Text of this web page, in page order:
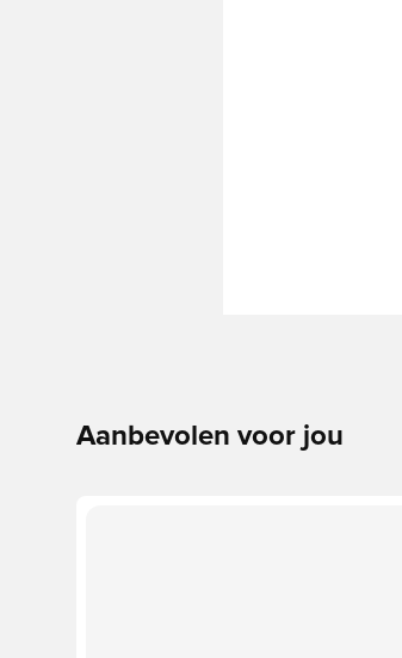
Aanbevolen voor jou